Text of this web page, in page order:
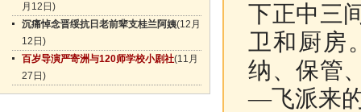
月12日)
沉痛悼念晋绥抗日老前辈支桂兰阿姨(12月
12日)
百岁导演严寄洲与120师学校小剧社(11月
27日)
下正中三
卫和厨房
纳、保管
—飞派来